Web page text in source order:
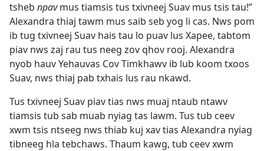
tsheb npavmus tiamsis tus txivneej Suav mus tsis tau!”
Alexandra thiaj tawm mus saib seb yog li cas. Nws pom
ib tug txivneej Suav hais tau lo puav lus Xapee, tabtom
piav nws zaj rau tus neeg zov qhov rooj. Alexandra
nyob hauv Yehauvas Cov Timkhawv ib lub koom txoos
Suav, nws thiaj pab txhais lus rau nkawd.
Tus txivneej Suav piav tias nws muaj ntaub ntawv
tiamsis tub sab muab nyiag tas lawm. Tus tub ceev
xwm tsis ntseeg nws thiab kuj xav tias Alexandra nyiag
tibneeg hla tebchaws. Thaum kawg, tub ceev xwm